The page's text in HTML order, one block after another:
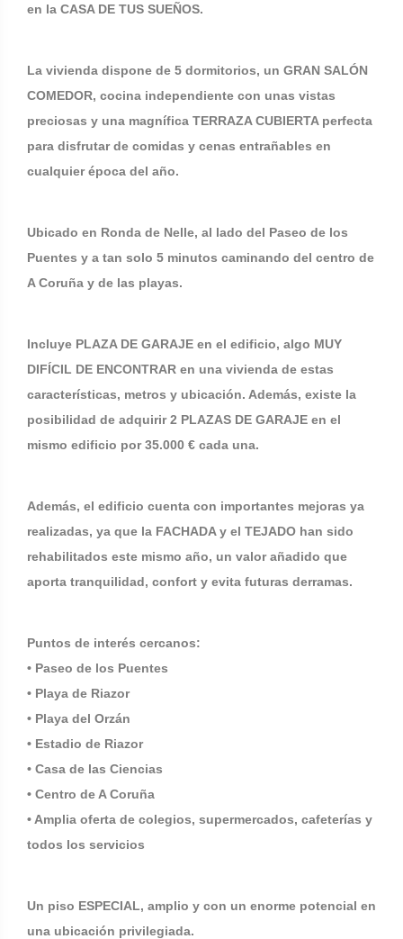
en la CASA DE TUS SUEÑOS.
La vivienda dispone de 5 dormitorios, un GRAN SALÓN
COMEDOR, cocina independiente con unas vistas
preciosas y una magnífica TERRAZA CUBIERTA perfecta
para disfrutar de comidas y cenas entrañables en
cualquier época del año.
Ubicado en Ronda de Nelle, al lado del Paseo de los
Puentes y a tan solo 5 minutos caminando del centro de
A Coruña y de las playas.
Incluye PLAZA DE GARAJE en el edificio, algo MUY
DIFÍCIL DE ENCONTRAR en una vivienda de estas
características, metros y ubicación. Además, existe la
posibilidad de adquirir 2 PLAZAS DE GARAJE en el
mismo edificio por 35.000 € cada una.
Además, el edificio cuenta con importantes mejoras ya
realizadas, ya que la FACHADA y el TEJADO han sido
rehabilitados este mismo año, un valor añadido que
aporta tranquilidad, confort y evita futuras derramas.
Puntos de interés cercanos:
• Paseo de los Puentes
• Playa de Riazor
• Playa del Orzán
• Estadio de Riazor
• Casa de las Ciencias
• Centro de A Coruña
• Amplia oferta de colegios, supermercados, cafeterías y
todos los servicios
Un piso ESPECIAL, amplio y con un enorme potencial en
una ubicación privilegiada.